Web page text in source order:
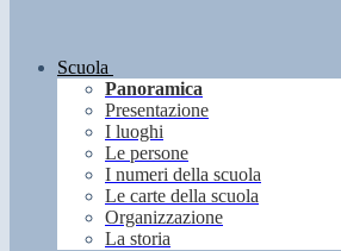
Scuola
Panoramica
Presentazione
I luoghi
Le persone
I numeri della scuola
Le carte della scuola
Organizzazione
La storia